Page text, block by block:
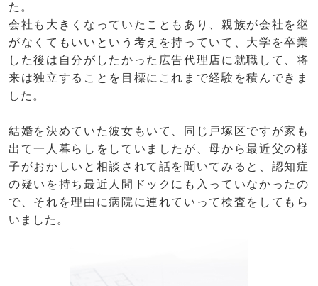
た。
会社も大きくなっていたこともあり、親族が会社を継
がなくてもいいという考えを持っていて、大学を卒業
した後は自分がしたかった広告代理店に就職して、将
来は独立することを目標にこれまで経験を積んできま
した。
結婚を決めていた彼女もいて、同じ戸塚区ですが家も
出て一人暮らしをしていましたが、母から最近父の様
子がおかしいと相談されて話を聞いてみると、認知症
の疑いを持ち最近人間ドックにも入っていなかったの
で、それを理由に病院に連れていって検査をしてもら
いました。